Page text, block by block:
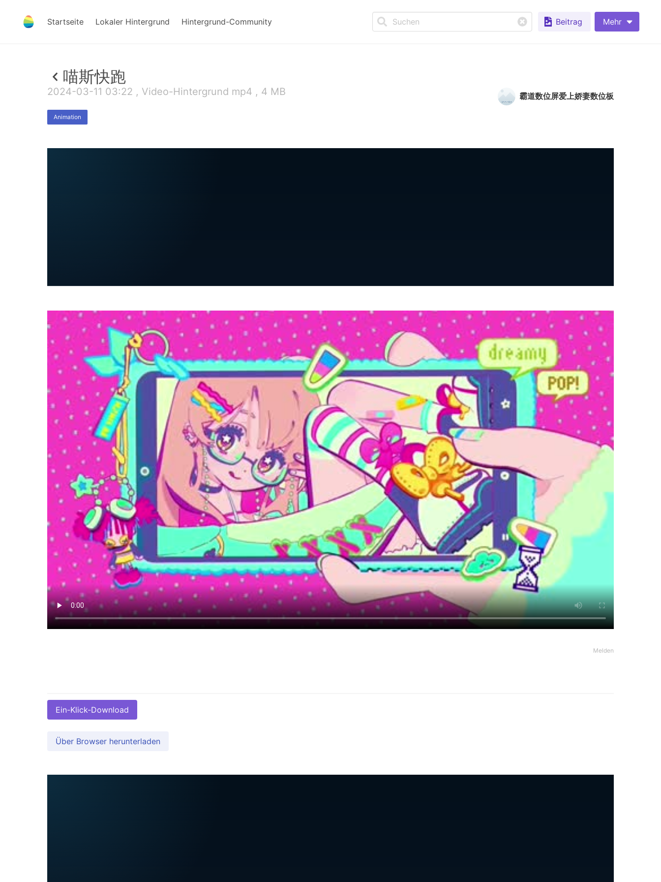
Startseite Lokaler Hintergrund Hintergrund-Community Beitrag Mehr
喵斯快跑
2024-03-11 03:22 , Video-Hintergrund mp4 , 4 MB
Animation
霸道数位屏爱上娇妻数位板
Melden
Ein-Klick-Download
Über Browser herunterladen